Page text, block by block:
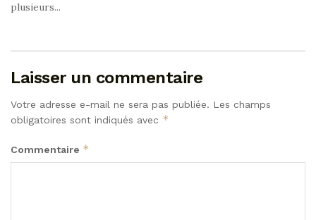
plusieurs...
Laisser un commentaire
Votre adresse e-mail ne sera pas publiée. Les champs
obligatoires sont indiqués avec *
Commentaire *